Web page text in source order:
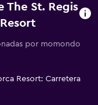
The St. Regis
por momondo
Resort: Carretera